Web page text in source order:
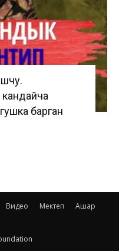
барган
Видео Мектеп
Ашар